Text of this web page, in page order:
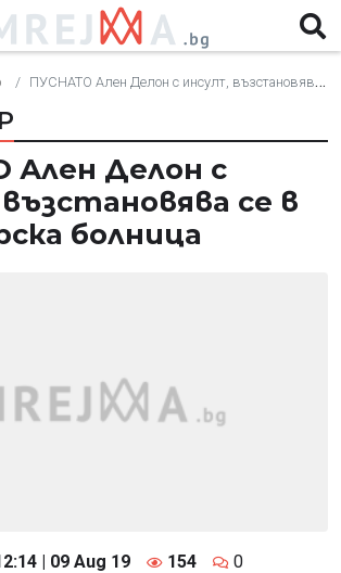
ПУСНАТО Ален Делон с инсулт, възстановява се в швейцарска болница
Ален Делон с
се в
болница
| 09 Aug 19 154 0